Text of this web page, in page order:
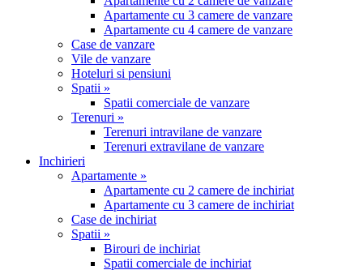
Apartamente cu 3 camere de vanzare
Apartamente cu 4 camere de vanzare
Case de vanzare
Vile de vanzare
Hoteluri si pensiuni
Spatii »
Spatii comerciale de vanzare
Terenuri »
Terenuri intravilane de vanzare
Terenuri extravilane de vanzare
Inchirieri
Apartamente »
Apartamente cu 2 camere de inchiriat
Apartamente cu 3 camere de inchiriat
Case de inchiriat
Spatii »
Birouri de inchiriat
Spatii comerciale de inchiriat